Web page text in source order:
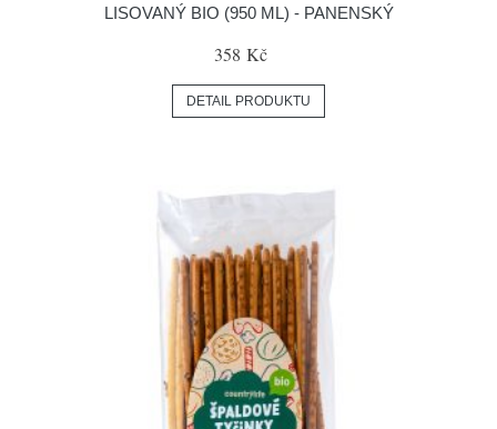
LISOVANÝ BIO (950 ML) - PANENSKÝ
358 Kč
DETAIL PRODUKTU